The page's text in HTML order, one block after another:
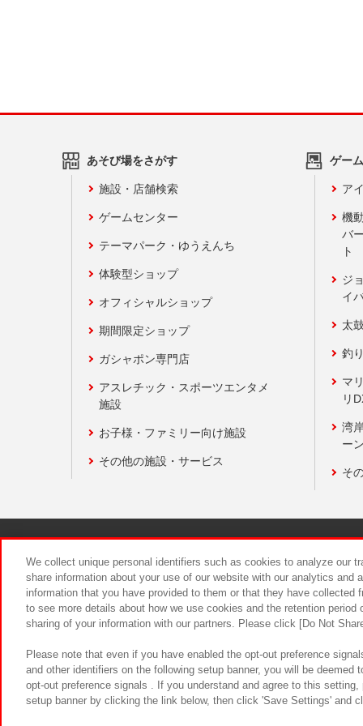
あそび場をさがす
施設・店舗検索
ゲームセンター
テーマパーク・ゆうえんち
体験型ショップ
オフィシャルショップ
期間限定ショップ
ガシャポン専門店
アスレチック・スポーツエンタメ
施設
お子様・ファミリー向け施設
その他の施設・サービス
ゲー
ア
機
バ
ト
ジ
イ
太
釣
マ
リ
湾
ー
そ
食品のご
We collect unique personal identifiers such as cookies to analyze our
share information about your use of our website with our analytics and
information that you have provided to them or that they have
to see more details about how we use cookies and the retention
sharing of your information with our partners. Please click [Do Not
Please note that even if you have enabled the opt-out preference
and other identifiers on the following setup banner, you will be
opt-out preference signals . If you understand and agree to this
setup banner by clicking the link below, then click 'Save Settings' and